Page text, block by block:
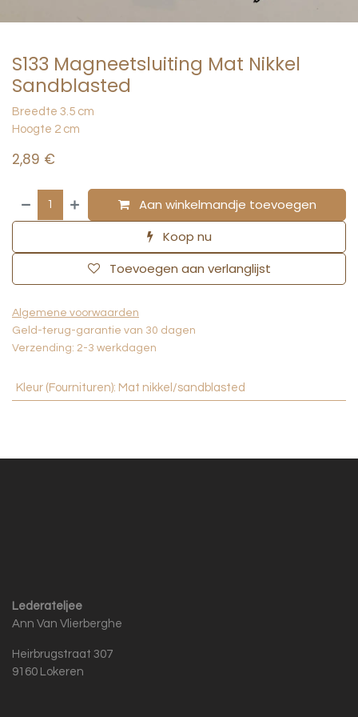
S133 Magneetsluiting Mat Nikkel
Sandblasted
Breedte 3.5 cm
Hoogte 2 cm
2,89 €
Aan winkelmandje toevoegen
Koop nu
Toevoegen aan verlanglijst
Algemene voorwaarden
Geld-terug-garantie van 30 dagen
Verzending: 2-3 werkdagen
Kleur (Fournituren): Mat nikkel/sandblasted
Lederateljee
Ann Van Vlierberghe
Heirbrugstraat 307
9160 Lokeren